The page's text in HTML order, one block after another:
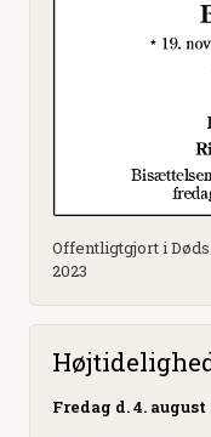
Offentligtgjort i
2023
Fredag d. 4. august